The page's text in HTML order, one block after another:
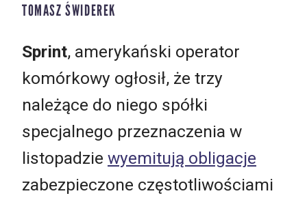
TOMASZ ŚWIDEREK
Sprint, amerykański operator
komórkowy ogłosił, że trzy
należące do niego spółki
specjalnego przeznaczenia w
listopadzie wyemitują obligacje
zabezpieczone częstotliwościami